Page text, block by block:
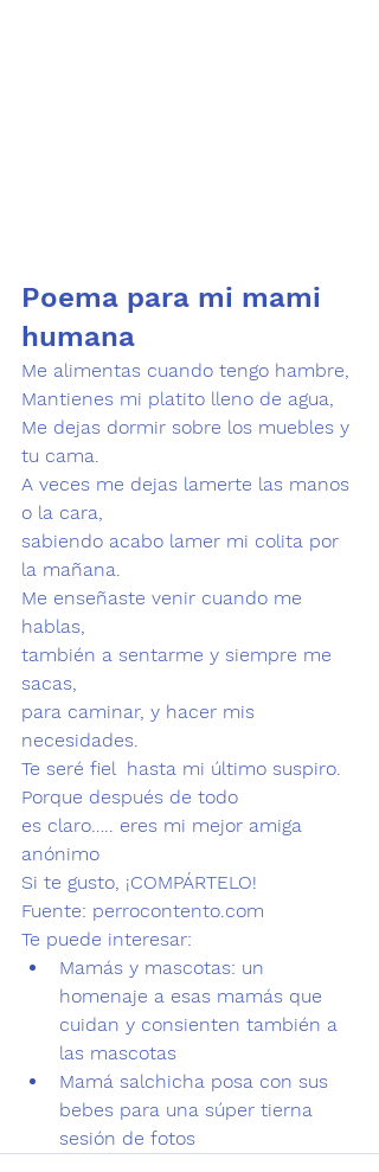
Poema para mi mami
humana
Me alimentas cuando tengo hambre,
Mantienes mi platito lleno de agua,
Me dejas dormir sobre los muebles y
tu cama.
A veces me dejas lamerte las manos
o la cara,
sabiendo acabo lamer mi colita por
la mañana.
Me enseñaste venir cuando me
hablas,
también a sentarme y siempre me
sacas,
para caminar, y hacer mis
necesidades.
Te seré fiel  hasta mi último suspiro.
Porque después de todo
es claro….. eres mi mejor amiga
anónimo
Si te gusto, ¡COMPÁRTELO!
Fuente: perrocontento.com
Te puede interesar:
Mamás y mascotas: un
homenaje a esas mamás que
cuidan y consienten también a
las mascotas
Mamá salchicha posa con sus
bebes para una súper tierna
sesión de fotos